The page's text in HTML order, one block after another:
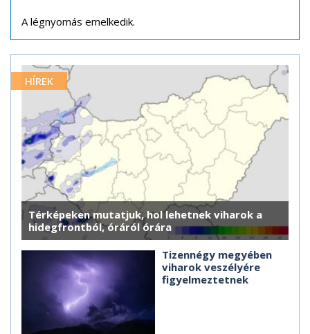
A légnyomás emelkedik.
HÍREK
Térképeken mutatjuk, hol lehetnek viharok a
hidegfrontból, óráról órára
Tizennégy megyében
viharok veszélyére
figyelmeztetnek